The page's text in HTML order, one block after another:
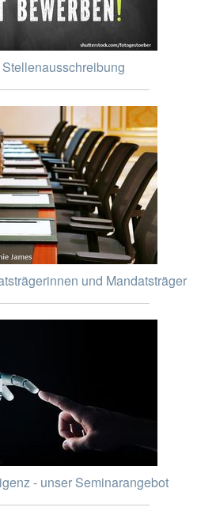
und Mandatsträger
- unser Seminarangebot